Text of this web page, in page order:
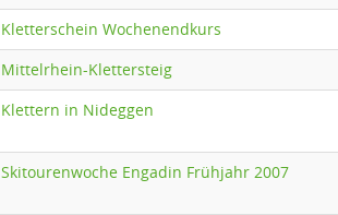
Kletterschein Wochenendkurs
Mittelrhein-Klettersteig
Klettern in Nideggen
Skitourenwoche Engadin Frühjahr 2007